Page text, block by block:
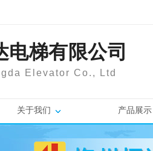
电梯有限公司
Elevator Co., Ltd
关于我们 产品展示